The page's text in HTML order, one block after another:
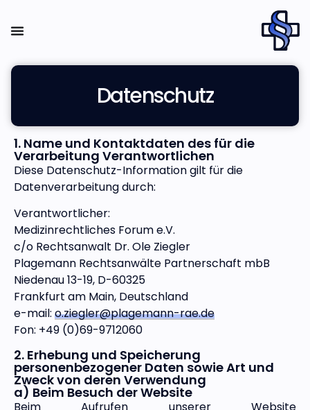
Datenschutz
1. Name und Kontaktdaten des für die
Verarbeitung Verantwortlichen
Diese Datenschutz-Information gilt für die
Datenverarbeitung durch:
Verantwortlicher:
Medizinrechtliches Forum e.V.
c/o Rechtsanwalt Dr. Ole Ziegler
Plagemann Rechtsanwälte Partnerschaft mbB
Niedenau 13-19, D-60325
Frankfurt am Main, Deutschland
e-mail: o.ziegler@plagemann-rae.de
Fon: +49 (0)69-9712060
2. Erhebung und Speicherung
personenbezogener Daten sowie Art und
Zweck von deren Verwendung
a) Beim Besuch der Website
Beim Aufrufen unserer Website